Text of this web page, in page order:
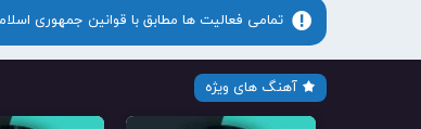
تمامی فعالیت ها مطابق با قوانین جمهوری
آهنگ های ویژه